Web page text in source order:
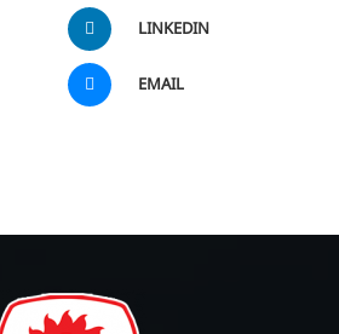
LINKEDIN
EMAIL